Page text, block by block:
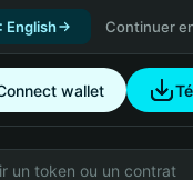
English Continuer
wallet